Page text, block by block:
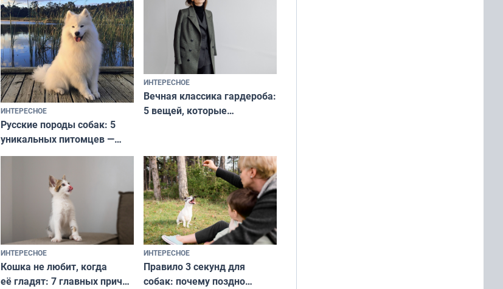
ИНТЕРЕСНОЕ
Русские породы собак: 5
уникальных питомцев —
национальные сокровища
и характером
ИНТЕРЕСНОЕ
Вечная классика гардероба:
5 вещей, которые
и актуально в любой сезон
ИНТЕРЕСНОЕ
Кошка не любит, когда
её гладят: 7 главных причин
ИНТЕРЕСНОЕ
Правило 3 секунд для
собак: почему поздно